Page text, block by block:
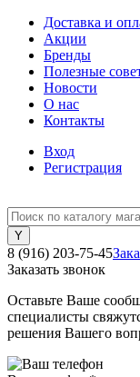
Доставка и
Акции
Бренды
Полезные
Новости
О нас
Контакты
Вход
Регистрация
8 (916) 203-75-45
Заказать звонок
Оставьте Ваше
специалисты
решения Вашего